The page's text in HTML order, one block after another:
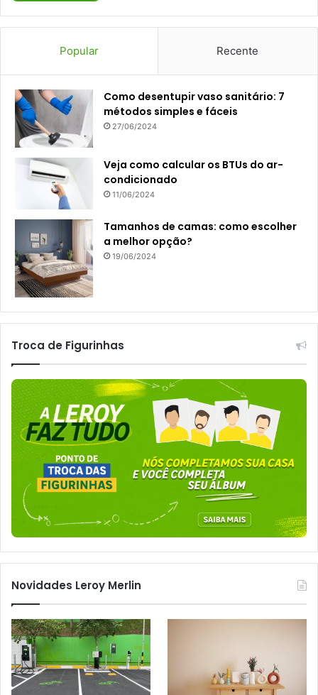
Popular Recente
Como desentupir vaso sanitário: 7
métodos simples e fáceis
27/06/2024
Veja como calcular os BTUs do ar-
condicionado
11/06/2024
Tamanhos de camas: como escolher
a melhor opção?
19/06/2024
Troca de Figurinhas
Novidades Leroy Merlin